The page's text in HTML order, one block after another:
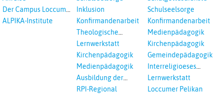
Der Campus Loccum
und Loccumer
ALPIKA-Institute
Inklusion
Konfirmandenarbeit
Theologische
Fortbildungen,
Interreligöses Lernen
Lernwerkstatt
Kirchenpädagogik
Medienpädagogik
Ausbildung der
Vikar*innen
RPI-Regional
Schulseelsorge
Konfirmandenarbeit
Medienpädagogik
Kirchenpädagogik
Gemeindepädagogik
Interreligioeses
Lernen
Lernwerkstatt
Loccumer Pelikan